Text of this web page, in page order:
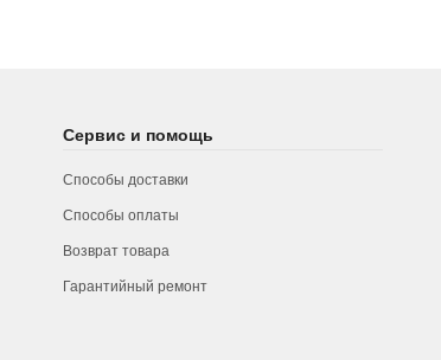
Сервис и помощь
Способы доставки
Способы оплаты
Возврат товара
Гарантийный ремонт